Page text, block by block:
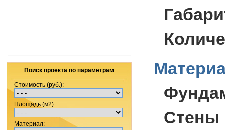
Поиск проекта по параметрам
Стоимость (руб.):
Площадь (м2):
Материал:
Стены